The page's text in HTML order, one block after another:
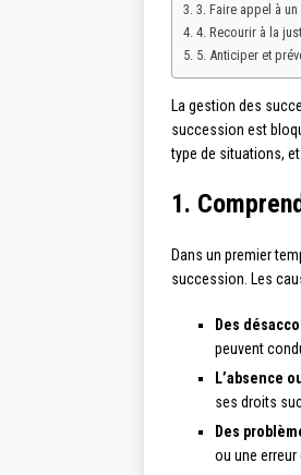
3. Faire appel à
4. Recourir à la
5. Anticiper et
La gestion des
succession est
type de situations,
1.
Dans un premier
succession. Les
Des
peuvent
L’absence
ses droits
Des
ou une